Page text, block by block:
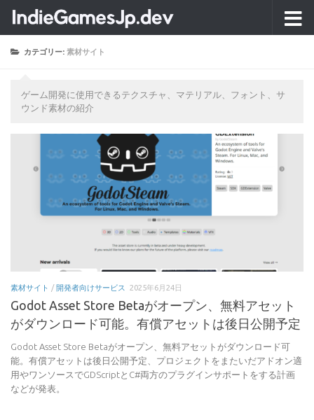
コンテンツへスキップ
カテゴリー:素材サイト
ゲーム開発に使用できるテクスチャ、マテリアル、フォント、サ
ウンド素材の紹介
素材サイト /開発者向けサービス 2025年6月24日
Godot Asset Store Betaがオープン、無料アセット
がダウンロード可能。有償アセットは後日公開予定
Godot Asset Store Betaがオープン、無料アセットがダウンロード可
能。有償アセットは後日公開予定、プロジェクトをまたいだアドオン適
用やワンソースでGDScriptとC#両方のプラグインサポートをする計画
などが発表。